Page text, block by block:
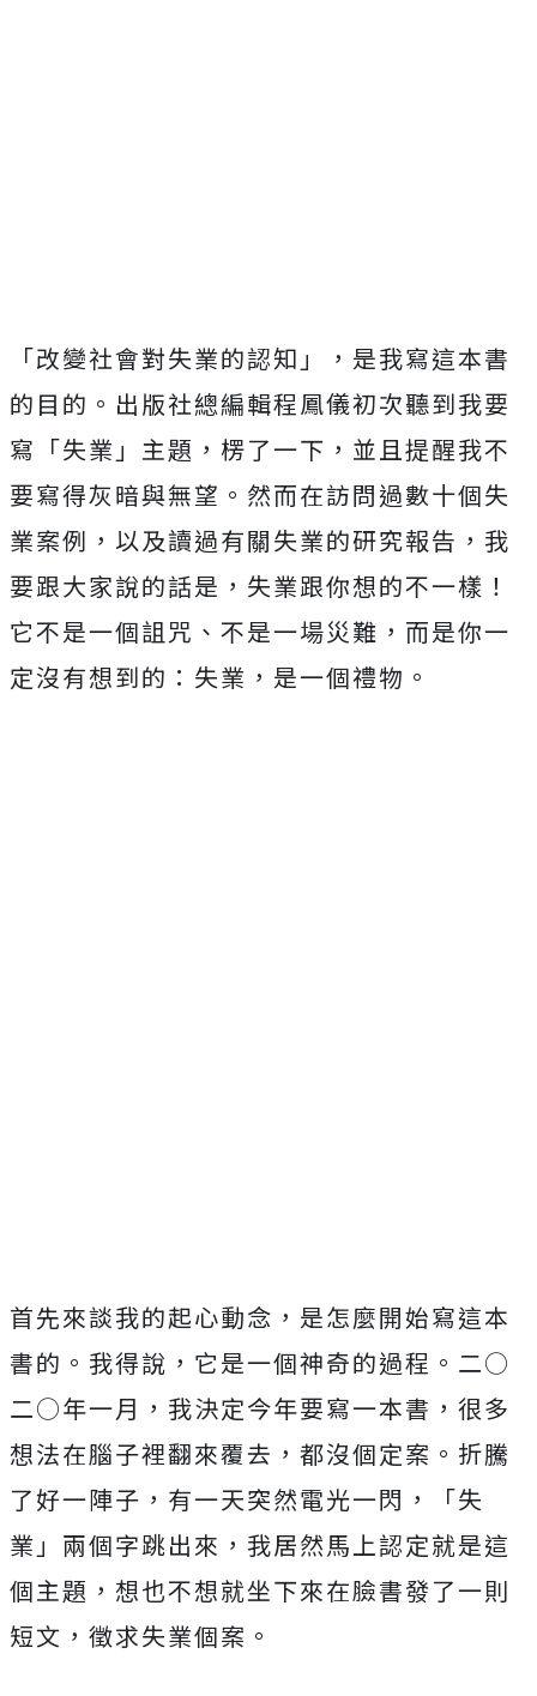
「改變社會對失業的認知」，是我寫這本書
的目的。出版社總編輯程鳳儀初次聽到我要
寫「失業」主題，楞了一下，並且提醒我不
要寫得灰暗與無望。然而在訪問過數十個失
業案例，以及讀過有關失業的研究報告，我
要跟大家說的話是，失業跟你想的不一樣！
它不是一個詛咒、不是一場災難，而是你一
定沒有想到的：失業，是一個禮物。
首先來談我的起心動念，是怎麼開始寫這本
書的。我得說，它是一個神奇的過程。二○
二○年一月，我決定今年要寫一本書，很多
想法在腦子裡翻來覆去，都沒個定案。折騰
了好一陣子，有一天突然電光一閃，「失
業」兩個字跳出來，我居然馬上認定就是這
個主題，想也不想就坐下來在臉書發了一則
短文，徵求失業個案。